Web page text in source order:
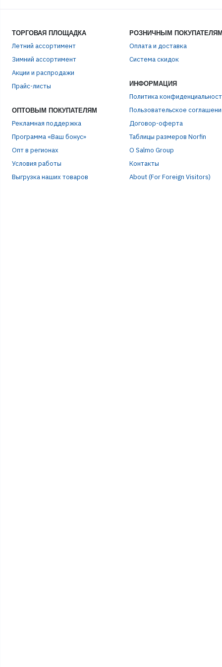
ТОРГОВАЯ ПЛОЩАДКА
Летний ассортимент
Зимний ассортимент
Акции и распродажи
Прайс-листы
ОПТОВЫМ ПОКУПАТЕЛЯМ
Рекламная поддержка
Программа «Ваш бонус»
Опт в регионах
Условия работы
Выгрузка наших товаров
РОЗНИЧНЫМ
Оплата и доставка
Система скидок
ИНФОРМАЦИЯ
Политика
Пользовательское
Договор-оферта
Таблицы размеров Norfin
О Salmo Group
Контакты
About (For Foreign Visitors)